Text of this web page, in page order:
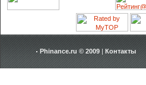
Phinance.ru © 2009 | Контакты